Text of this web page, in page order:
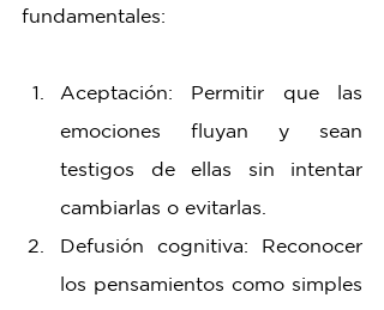
fundamentales:
Aceptación: Permitir que las
emociones fluyan y sean
testigos de ellas sin intentar
cambiarlas o evitarlas.
Defusión cognitiva: Reconocer
los pensamientos como simples